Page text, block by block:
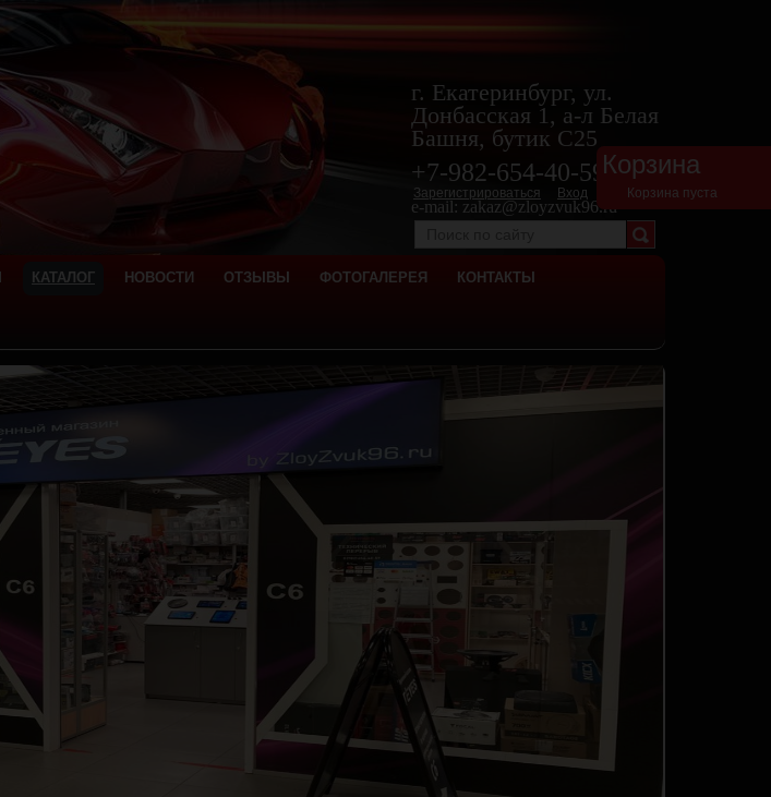
Зарегистрироваться Вход
г. Екатеринбург, ул.
Донбасская 1, а-л Белая
Башня, бутик С25
+7-982-654-40-59
e-mail: zakaz@zloyzvuk96.ru
КАТАЛОГ НОВОСТИ ОТЗЫВЫ ФОТОГАЛЕРЕЯ КОНТАКТЫ
Корзина
Корзина пуста